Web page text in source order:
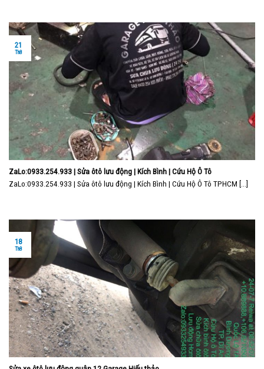
ZaLo:0933.254.933 | Sửa ôtô lưu động | Kích Bình | Cứu Hộ Ô Tô
ZaLo:0933.254.933 | Sửa ôtô lưu động | Kích Bình | Cứu Hộ Ô Tô TPHCM [...]
21
Th8
18
Th8